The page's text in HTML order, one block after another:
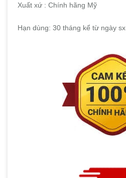
Xuất xứ : Chính hãng Mỹ
Hạn dùng: 30 tháng kể từ ngày sx